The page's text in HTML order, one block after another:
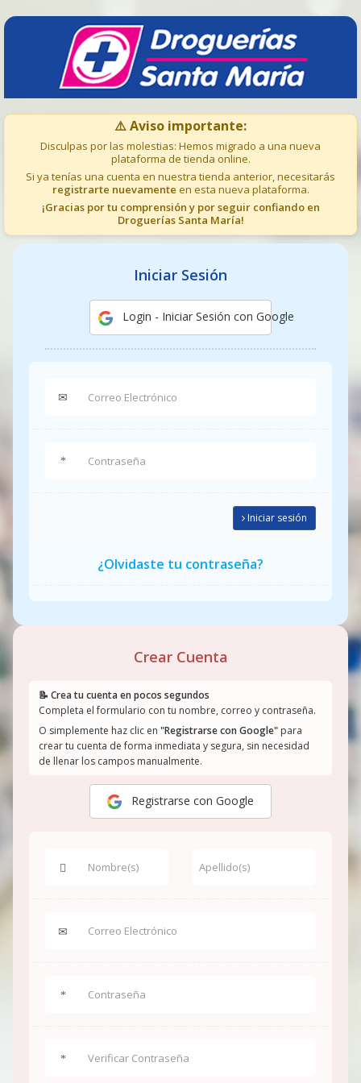
⚠️ Aviso importante:
Disculpas por las molestias: Hemos migrado a una nueva
plataforma de tienda online.
Si ya tenías una cuenta en nuestra tienda anterior, necesitarás
registrarte nuevamente en esta nueva plataforma.
¡Gracias por tu comprensión y por seguir confiando en
Droguerías Santa María!
Iniciar Sesión
Login - Iniciar Sesión con Google
Iniciar sesión
¿Olvidaste tu contraseña?
Crear Cuenta
📝 Crea tu cuenta en pocos segundos
Completa el formulario con tu nombre, correo y contraseña.
O simplemente haz clic en "Registrarse con Google"para
crear tu cuenta de forma inmediata y segura, sin necesidad
de llenar los campos manualmente.
Registrarse con Google